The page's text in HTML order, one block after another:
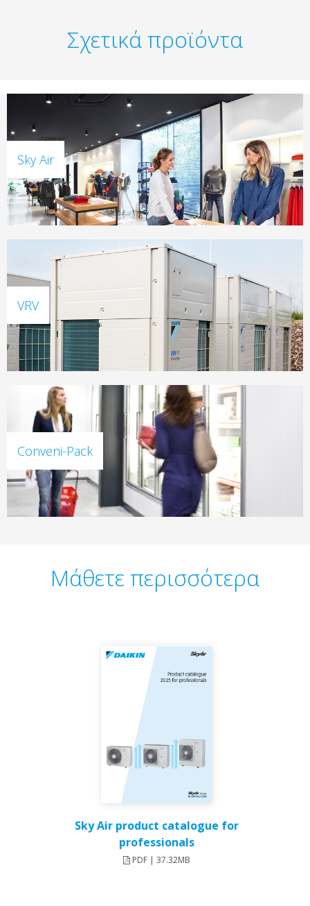
Σχετικά προϊόντα
Sky Air
VRV
Conveni-Pack
Μάθετε περισσότερα
Sky Air product catalogue for
professionals
PDF | 37.32MB